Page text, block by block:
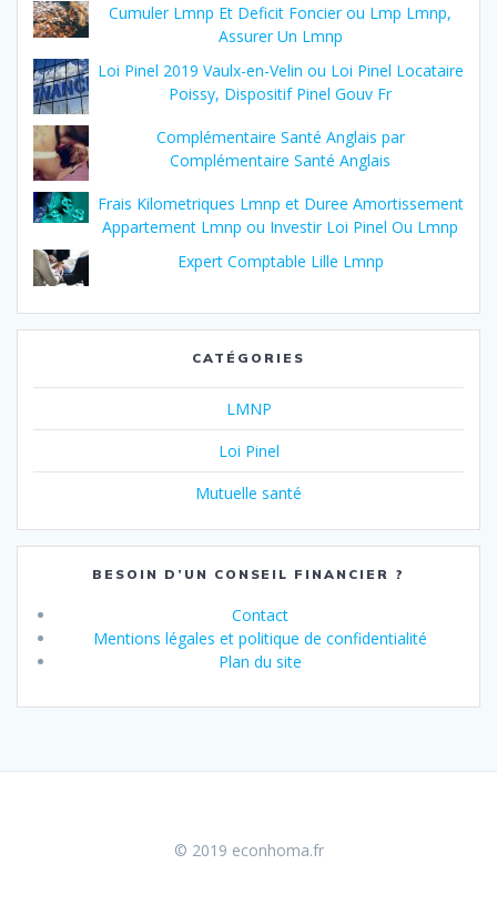
Cumuler Lmnp Et Deficit Foncier ou Lmp Lmnp,
Assurer Un Lmnp
Loi Pinel 2019 Vaulx-en-Velin ou Loi Pinel Locataire
Poissy, Dispositif Pinel Gouv Fr
Complémentaire Santé Anglais par
Complémentaire Santé Anglais
Frais Kilometriques Lmnp et Duree Amortissement
Appartement Lmnp ou Investir Loi Pinel Ou Lmnp
Expert Comptable Lille Lmnp
CATÉGORIES
LMNP
Loi Pinel
Mutuelle santé
BESOIN D’UN CONSEIL FINANCIER ?
Contact
Mentions légales et politique de confidentialité
Plan du site